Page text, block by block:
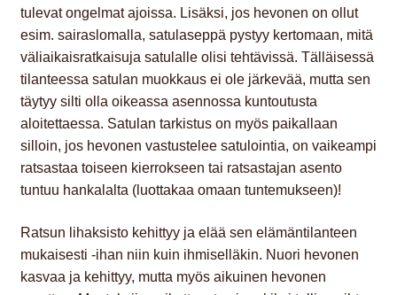
tulevat ongelmat ajoissa. Lisäksi, jos hevonen on ollut
esim. sairaslomalla, satulaseppä pystyy kertomaan, mitä
väliaikaisratkaisuja satulalle olisi tehtävissä. Tälläisessä
tilanteessa satulan muokkaus ei ole järkevää, mutta sen
täytyy silti olla oikeassa asennossa kuntoutusta
aloitettaessa. Satulan tarkistus on myös paikallaan
silloin, jos hevonen vastustelee satulointia, on vaikeampi
ratsastaa toiseen kierrokseen tai ratsastajan asento
tuntuu hankalalta (luottakaa omaan tuntemukseen)!
Ratsun lihaksisto kehittyy ja elää sen elämäntilanteen
mukaisesti -ihan niin kuin ihmiselläkin. Nuori hevonen
kasvaa ja kehittyy, mutta myös aikuinen hevonen